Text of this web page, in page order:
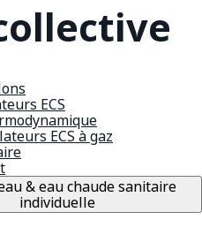
ECS
ECS à gaz
& eau chaude sanitaire
individuelle